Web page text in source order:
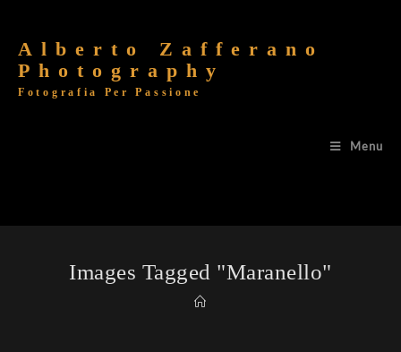
Alberto Zafferano
Photography
Fotografia Per Passione
Menu
Images Tagged "maranello"